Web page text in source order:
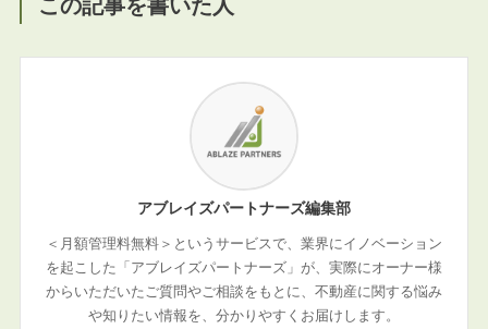
この記事を書いた人
アブレイズパートナーズ編集部
＜月額管理料無料＞というサービスで、業界にイノベーション
を起こした「アブレイズパートナーズ」が、実際にオーナー様
からいただいたご質問やご相談をもとに、不動産に関する悩み
や知りたい情報を、分かりやすくお届けします。